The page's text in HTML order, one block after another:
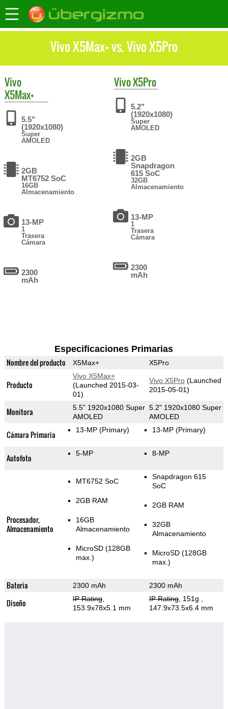
Vivo X5Max+ vs. Vivo X5Pro
Vivo
X5Max+
5.5"
(1920x1080)
Super
AMOLED
2GB
MT6752 SoC
16GB
Almacenamiento
13-MP
1
Trasera
Cámara
2300
mAh
VivoX5Pro
5.2"
(1920x1080)
Super
AMOLED
2GB
Snapdragon
615 SoC
32GB
Almacenamiento
13-MP
1
Trasera
Cámara
2300
mAh
Especificaciones Primarias
Nombre del producto X5Max+ X5Pro
Producto
Vivo X5Max+
(Launched 2015-03-
01)
Vivo X5Pro(Launched
2015-05-01)
Monitora
5.5" 1920x1080 Super
AMOLED
5.2" 1920x1080 Super
AMOLED
Cámara Primaria 13-MP (Primary) 13-MP (Primary)
Autofoto 5-MP 8-MP
Procesador,
Almacenamiento
MT6752 SoC
2GB RAM
16GB
Almacenamiento
MicroSD (128GB
max.)
Snapdragon 615
SoC
2GB RAM
32GB
Almacenamiento
MicroSD (128GB
max.)
Bateria 2300 mAh 2300 mAh
Diseño IP Rating,
153.9x78x5.1 mm
IP Rating, 151g
147.9x73.5x6.4 mm